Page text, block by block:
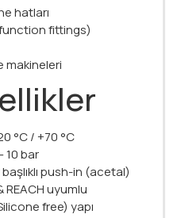
hatları
fittings)
makineleri
°C / +70 °C
10 bar
push-in (acetal)
REACH uyumlu
free) yapı